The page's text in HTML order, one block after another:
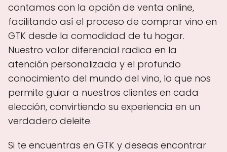
contamos con la opción de venta online,
facilitando así el proceso de comprar vino en
GTK desde la comodidad de tu hogar.
Nuestro valor diferencial radica en la
atención personalizada y el profundo
conocimiento del mundo del vino, lo que nos
permite guiar a nuestros clientes en cada
elección, convirtiendo su experiencia en un
verdadero deleite.
Si te encuentras en GTK y deseas encontrar